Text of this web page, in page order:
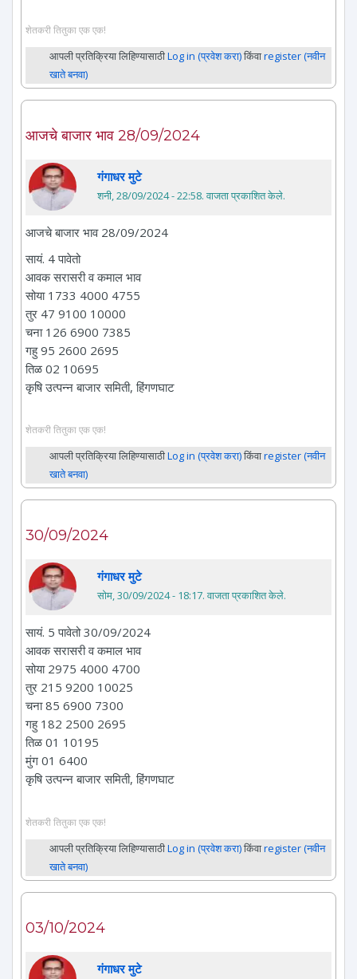
शेतकरी तितुका एक एक!
आपली प्रतिक्रिया लिहिण्यासाठीLog in (प्रवेश करा)किंवाregister (नवीन
खाते बनवा)
आजचे बाजार भाव 28/09/2024
गंगाधर मुटे
शनी, 28/09/2024 - 22:58. वाजता प्रकाशित केले.
आजचे बाजार भाव 28/09/2024
सायं. 4 पावेतो
आवक सरासरी व कमाल भाव
सोया 1733 4000 4755
तुर 47 9100 10000
चना 126 6900 7385
गहु 95 2600 2695
तिळ 02 10695
कृषि उत्पन्न बाजार समिती, हिंगणघाट
शेतकरी तितुका एक एक!
आपली प्रतिक्रिया लिहिण्यासाठीLog in (प्रवेश करा)किंवाregister (नवीन
खाते बनवा)
30/09/2024
गंगाधर मुटे
सोम, 30/09/2024 - 18:17. वाजता प्रकाशित केले.
सायं. 5 पावेतो 30/09/2024
आवक सरासरी व कमाल भाव
सोया 2975 4000 4700
तुर 215 9200 10025
चना 85 6900 7300
गहु 182 2500 2695
तिळ 01 10195
मुंग 01 6400
कृषि उत्पन्न बाजार समिती, हिंगणघाट
शेतकरी तितुका एक एक!
आपली प्रतिक्रिया लिहिण्यासाठीLog in (प्रवेश करा)किंवाregister (नवीन
खाते बनवा)
03/10/2024
गंगाधर मुटे